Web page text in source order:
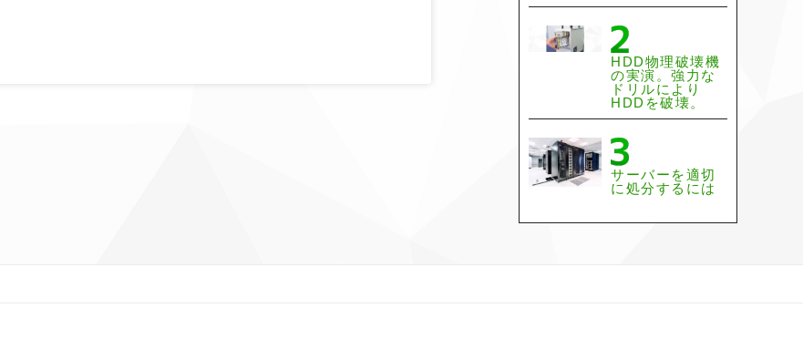
HDD物理破壊機
の実演。強力な
ドリルにより
HDDを破壊。
サーバーを適切
に処分するには